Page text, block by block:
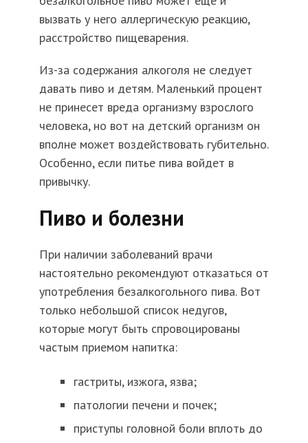
вызвать у него аллергическую реакцию,
расстройство пищеварения.
Из-за содержания алкоголя не следует
давать пиво и детям. Маленький процент
не принесет вреда организму взрослого
человека, но вот на детский организм он
вполне может воздействовать губительно.
Особенно, если питье пива войдет в
привычку.
Пиво и болезни
При наличии заболеваний врачи
настоятельно рекомендуют отказаться от
употребления безалкогольного пива. Вот
только небольшой список недугов,
которые могут быть спровоцированы
частым приемом напитка:
гастриты, изжога, язва;
патологии печени и почек;
приступы головной боли вплоть до